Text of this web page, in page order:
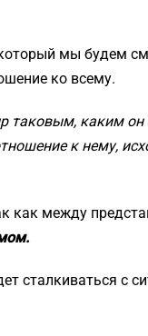
мы будем
ко всему.
таковым, каким
к нему,
как между
сталкиваться с